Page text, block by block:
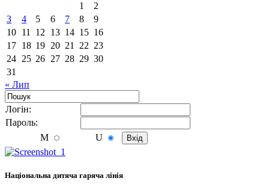
1
2
3
4 5 6 7 8
9
10 11 12 13 14 15 16
17 18 19 20 21 22 23
24 25 26 27 28 29 30
31
« Лип
Логiн:
Пароль:
M
U
Національна дитяча гаряча лінія